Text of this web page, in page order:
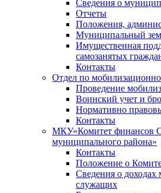
Сведения о
Отчеты
Положения,
Муниципальный
Имущественная
самозанятых
Контакты
Отдел по
Проведение
Воинский учет и
Нормативно
Контакты
МКУ«Комитет финансов
муниципального района»
Контакты
Положение о
Сведения о
служащих